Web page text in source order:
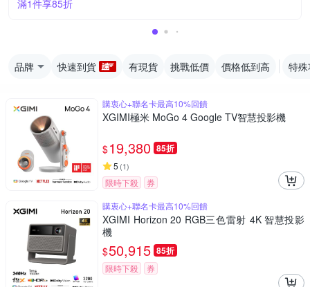
滿1件享85折
品牌 快速到貨 有現貨 挑戰低價 價格低到高 特
購衷心+聯名卡最高10%回饋
XGIMI極米 MoGo 4 Google TV智慧投影機
$19,380 85折
5 (1)
限時下殺
券
購衷心+聯名卡最高10%回饋
XGIMI Horizon 20 RGB三色雷射 4K 智慧投影
機
$50,915 85折
限時下殺 券